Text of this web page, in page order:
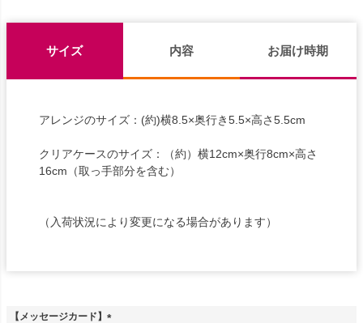
サイズ 内容 お届け時期
アレンジのサイズ：(約)横8.5×奥行き5.5×高さ5.5cm
クリアケースのサイズ：（約）横12cm×奥行8cm×高さ
16cm（取っ手部分を含む）
（入荷状況により変更になる場合があります）
【メッセージカード】